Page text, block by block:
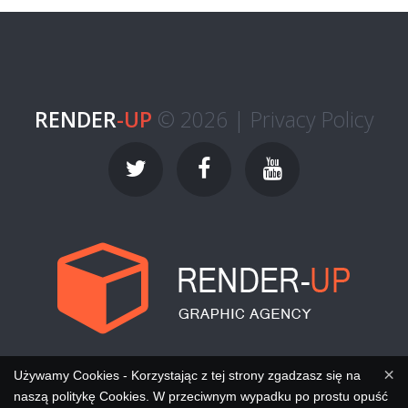
RENDER-UP © 2026 | Privacy Policy
×
Używamy Cookies - Korzystając z tej strony zgadzasz się na
naszą politykę Cookies. W przeciwnym wypadku po prostu opuść